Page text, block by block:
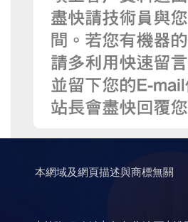
本網域及網頁描述與商標無關